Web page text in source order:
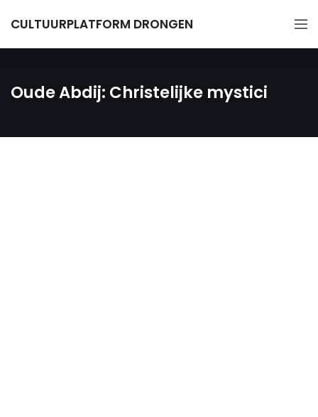
CULTUURPLATFORM DRONGEN
Oude Abdij: Christelijke mystici